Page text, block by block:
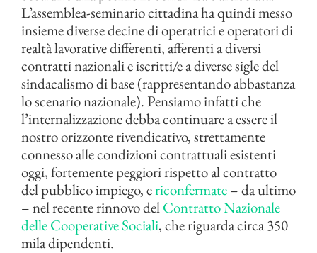
L’assemblea-seminario cittadina ha quindi messo
insieme diverse decine di operatrici e operatori di
realtà lavorative differenti, afferenti a diversi
contratti nazionali e iscritti/e a diverse sigle del
sindacalismo di base (rappresentando abbastanza
lo scenario nazionale). Pensiamo infatti che
l’internalizzazione debba continuare a essere il
nostro orizzonte rivendicativo, strettamente
connesso alle condizioni contrattuali esistenti
oggi, fortemente peggiori rispetto al contratto
del pubblico impiego, ericonfermate– da ultimo
– nel recente rinnovo delContratto Nazionale
delle Cooperative Sociali, che riguarda circa 350
mila dipendenti.